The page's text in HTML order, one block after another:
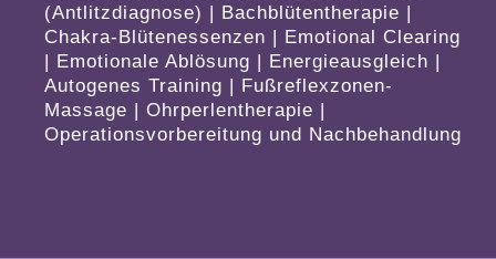
(Antlitzdiagnose) | Bachblütentherapie |
Chakra-Blütenessenzen | Emotional Clearing
| Emotionale Ablösung | Energieausgleich |
Autogenes Training | Fußreflexzonen-
Massage | Ohrperlentherapie |
Operationsvorbereitung und Nachbehandlung